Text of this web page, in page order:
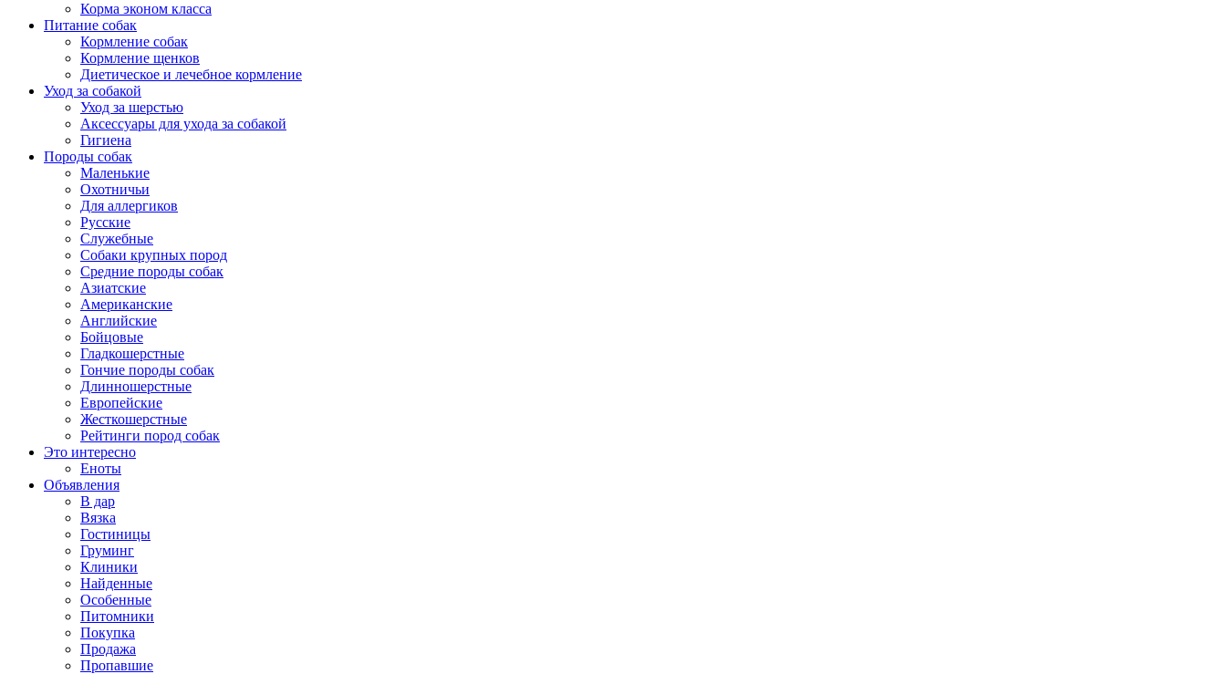
Корма эконом класса
Питание собак
Кормление собак
Кормление щенков
Диетическое и лечебное кормление
Уход за собакой
Уход за шерстью
Аксессуары для ухода за собакой
Гигиена
Породы собак
Маленькие
Охотничьи
Для аллергиков
Русские
Служебные
Собаки крупных пород
Средние породы собак
Азиатские
Американские
Английские
Бойцовые
Гладкошерстные
Гончие породы собак
Длинношерстные
Европейские
Жесткошерстные
Рейтинги пород собак
Это интересно
Еноты
Объявления
В дар
Вязка
Гостиницы
Груминг
Клиники
Найденные
Особенные
Питомники
Покупка
Продажа
Пропавшие